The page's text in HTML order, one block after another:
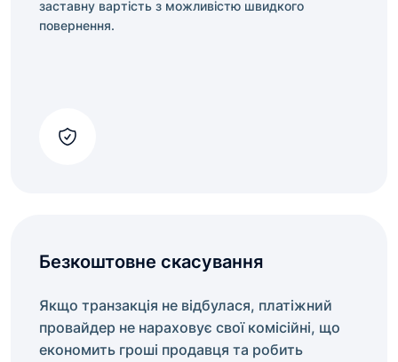
заставну вартість з можливістю швидкого
повернення.
Безкоштовне скасування
Якщо транзакція не відбулася, платіжний
провайдер не нараховує свої комісійні, що
економить гроші продавця та робить